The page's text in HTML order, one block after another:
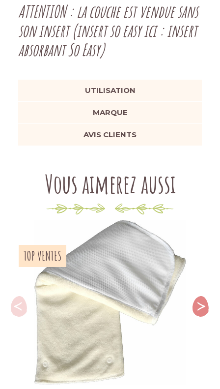
ATTENTION : la couche est vendue sans
son insert (insert so easy ici :insert
absorbant So Easy)
UTILISATION
MARQUE
AVIS CLIENTS
Vous aimerez aussi
TOP VENTES